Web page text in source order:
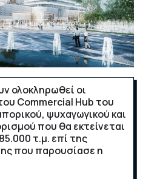
ολοκληρωθεί οι
Commercial Hub του
ψυχαγωγικού και
που θα εκτείνεται
τ.μ. επί της
που παρουσίασε η